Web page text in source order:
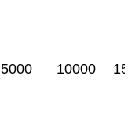
5000 10000